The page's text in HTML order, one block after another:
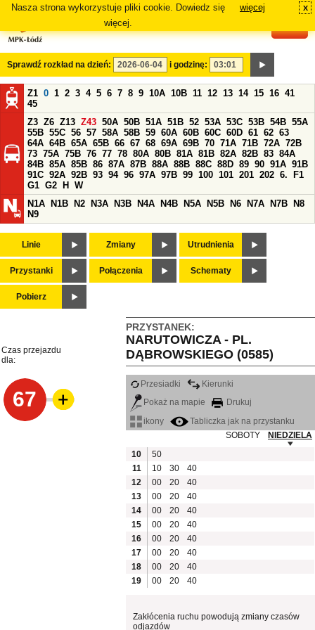
Nasza strona wykorzystuje pliki cookie. Dowiedz się
więcej.
więcej x
Sprawdź rozkład na dzień: i godzinę:
Z1 0 1 2 3 4 5 6 7 8 9 10A 10B 11 12 13 14 15 16 41
45
Z3 Z6 Z13 Z43 50A 50B 51A 51B 52 53A 53C 53B 54B 55A
55B 55C 56 57 58A 58B 59 60A 60B 60C 60D 61 62 63
64A 64B 65A 65B 66 67 68 69A 69B 70 71A 71B 72A 72B
73 75A 75B 76 77 78 80A 80B 81A 81B 82A 82B 83 84A
84B 85A 85B 86 87A 87B 88A 88B 88C 88D 89 90 91A 91B
91C 92A 92B 93 94 96 97A 97B 99 100 101 201 202 6.
F1
G1 G2 H
W
N1A
N1B N2 N3A N3B N4A N4B N5A N5B N6 N7A N7B
N8
N9
Linie Zmiany Utrudnienia
Przystanki Połączenia Schematy
Pobierz
PRZYSTANEK:
NARUTOWICZA - PL.
DĄBROWSKIEGO (0585)
Czas przejazdu
dla:
67
Przesiadki
Kierunki
Pokaż na mapie
Drukuj
ikony
Tabliczka jak na przystanku
SOBOTY
NIEDZIELA
10
50
11
10 30
40
12
00 20
40
13
00 20
40
14
00 20
40
15
00 20
40
16
00 20
40
17
00 20
40
18
00 20
40
19
00 20 40
Zakłócenia ruchu powodują zmiany czasów
odjazdów